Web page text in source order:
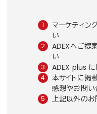
マーケティン
い
ADEXへご提
い
ADEX plus
本サイトに掲
感想やお問い
上記以外の